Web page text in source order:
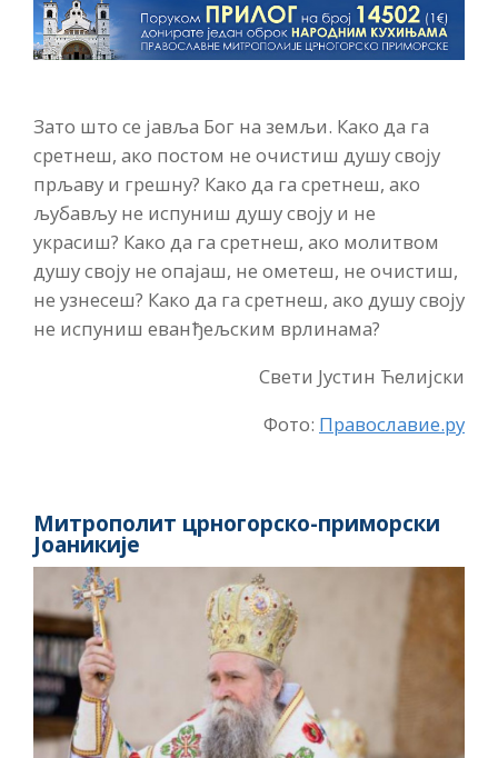
Зато што се јавља Бог на земљи. Како да га
сретнеш, ако постом не очистиш душу своју
прљаву и грешну? Како да га сретнеш, ако
љубављу не испуниш душу своју и не
украсиш? Како да га сретнеш, ако молитвом
душу своју не опајаш, не ометеш, не очистиш,
не узнесеш? Како да га сретнеш, ако душу своју
не испуниш еванђељским врлинама?
Свети Јустин Ћелијски
Фото: Православие.ру
Митрополит црногорско-приморски
Јоаникије